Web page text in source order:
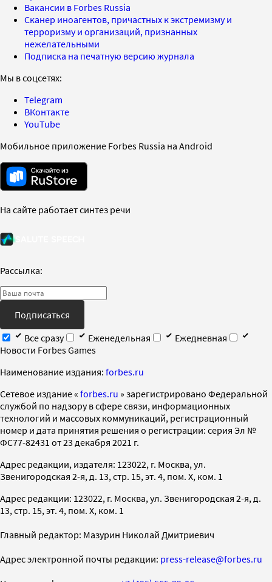
Вакансии в Forbes Russia
Сканер иноагентов, причастных к экстремизму и
терроризму и организаций, признанных
нежелательными
Подписка на печатную версию журнала
Мы в соцсетях:
Telegram
ВКонтакте
YouTube
Мобильное приложение Forbes Russia на Android
На сайте работает синтез речи
Рассылка:
Подписаться
Все сразу
Еженедельная
Ежедневная
Новости Forbes Games
Наименование издания: forbes.ru
Cетевое издание « forbes.ru » зарегистрировано Федеральной
службой по надзору в сфере связи, информационных
технологий и массовых коммуникаций, регистрационный
номер и дата принятия решения о регистрации: серия Эл №
ФС77-82431 от 23 декабря 2021 г.
Адрес редакции, издателя: 123022, г. Москва, ул.
Звенигородская 2-я, д. 13, стр. 15, эт. 4, пом. X, ком. 1
Адрес редакции: 123022, г. Москва, ул. Звенигородская 2-я, д.
13, стр. 15, эт. 4, пом. X, ком. 1
Главный редактор: Мазурин Николай Дмитриевич
Адрес электронной почты редакции: press-release@forbes.ru